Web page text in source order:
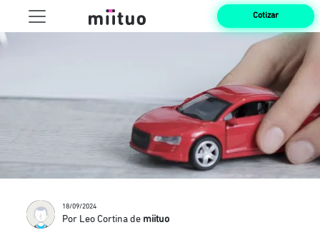
Cotizar
18/09/2024
Por Leo Cortina de miituo